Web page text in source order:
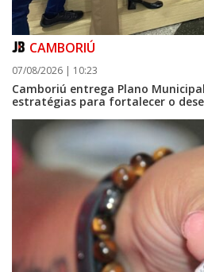
09/08/2026 | 07:00
Prefeitura de Balneário Piçarras realiza
e terrenos do IPRESP
CAMBORIÚ
07/08/2026 | 10:23
Camboriú entrega Plano
estratégias para fortalecer o